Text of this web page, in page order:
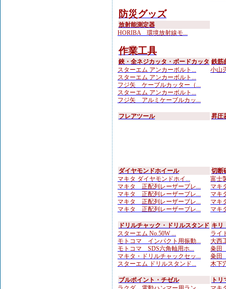
防災グッズ
放射能測定器
HORIBA 環境放射線モ...
作業工具
鋏・全ネジカッタ・ボードカッタ
スターエム アンカーボルト...
スターエム アンカーボルト...
フジ矢 ケーブルカッター（...
スターエム アンカーボルト...
フジ矢 アルミケーブルカッ...
鉄筋
小山
フレアツール 昇圧
ダイヤモンドホイール
マキタ ダイヤモンドホイ...
マキタ 正配列レーザーブレ...
マキタ 正配列レーザーブレ...
マキタ 正配列レーザーブレ...
マキタ 正配列レーザーブレ...
切断
富士
マキ
マキ
マキ
マキ
ドリルチャック・ドリルスタンド
スターエム No.50W ...
モトコマ インパクト用振動...
モトコマ SDS六角軸用ホ...
マキタ・ドリルチャックセッ...
スターエム ドリルスタンド...
キリ
ライ
大西
粂田
粂田
木下
ブルポイント・チゼル
ト